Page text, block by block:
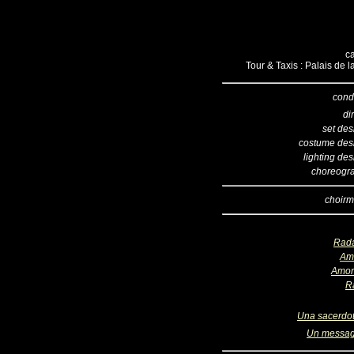
Tour & Taxis : Palais de
set
costume
lighting
Una
Un